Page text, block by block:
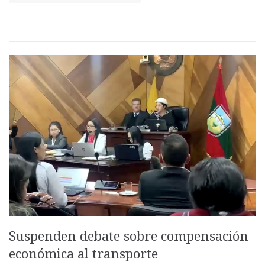
Suspenden debate sobre compensación
económica al transporte